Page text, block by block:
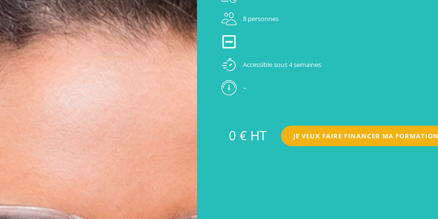
8 personnes
Accessible sous 4 semaines
–
0 € HT JE VEUX FAIRE FINANCER MA